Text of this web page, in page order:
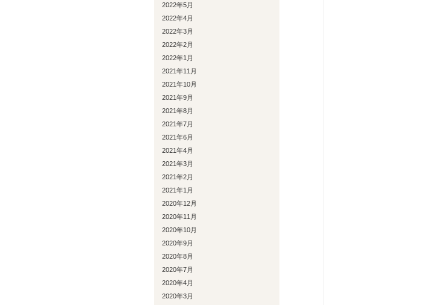
2022年5月
2022年4月
2022年3月
2022年2月
2022年1月
2021年11月
2021年10月
2021年9月
2021年8月
2021年7月
2021年6月
2021年4月
2021年3月
2021年2月
2021年1月
2020年12月
2020年11月
2020年10月
2020年9月
2020年8月
2020年7月
2020年4月
2020年3月